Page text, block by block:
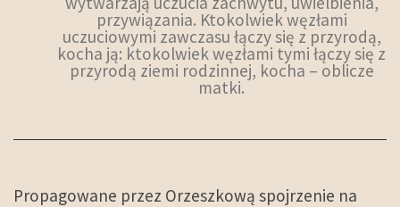
przywiązania. Ktokolwiek węzłami
uczuciowymi zawczasu łączy się z przyrodą,
kocha ją: ktokolwiek węzłami tymi łączy się z
przyrodą ziemi rodzinnej, kocha – oblicze
matki.
Propagowane przez Orzeszkową spojrzenie na